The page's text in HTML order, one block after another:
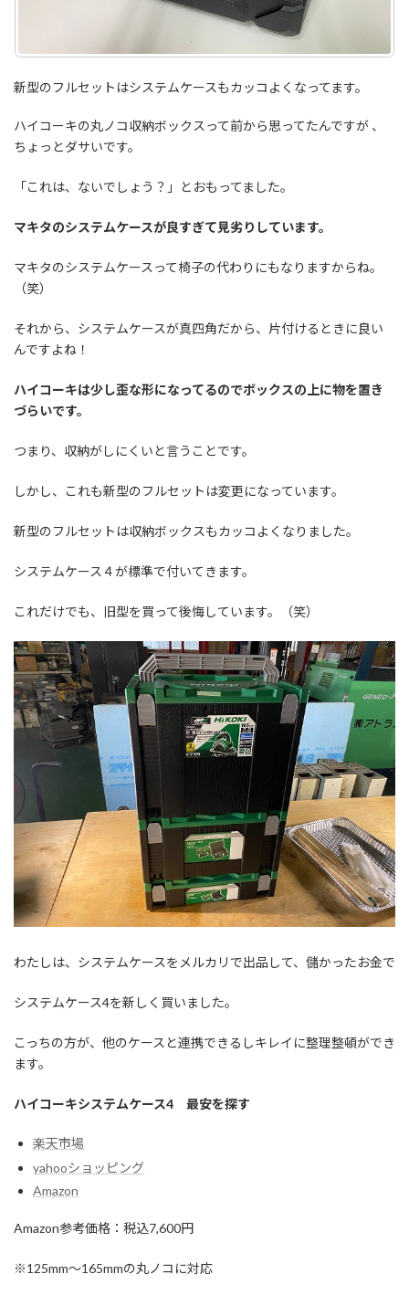
新型のフルセットはシステムケースもカッコよくなってます。
ハイコーキの丸ノコ収納ボックスって前から思ってたんですが 、
ちょっとダサいです。
「これは、ないでしょう？」とおもってました。
マキタのシステムケースが良すぎて見劣りしています。
マキタのシステムケースって椅子の代わりにもなりますからね。
（笑）
それから、システムケースが真四角だから、片付けるときに良い
んですよね！
ハイコーキは少し歪な形になってるのでボックスの上に物を置き
づらいです。
つまり、収納がしにくいと言うことです。
しかし、これも新型のフルセットは変更になっています。
新型のフルセットは収納ボックスもカッコよくなりました。
システムケース４が標準で付いてきます。
これだけでも、旧型を買って後悔しています。（笑）
わたしは、システムケースをメルカリで出品して、儲かったお金で
システムケース4を新しく買いました。
こっちの方が、他のケースと連携できるしキレイに整理整頓ができ
ます。
ハイコーキシステムケース4 最安を探す
楽天市場
yahooショッピング
Amazon
Amazon参考価格：税込7,600円
※125mm～165mmの丸ノコに対応